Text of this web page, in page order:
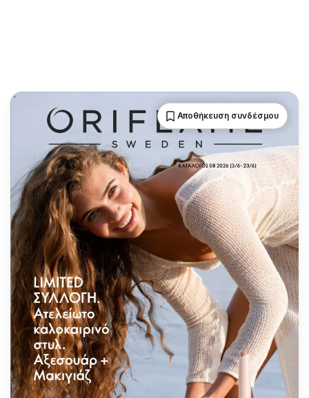
Αποθήκευση συνδέσμου